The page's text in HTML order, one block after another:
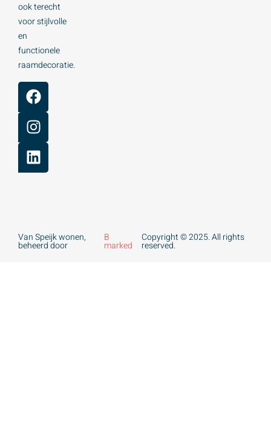
ook terecht
voor stijlvolle
en
functionele
raamdecoratie.
Van Speijk wonen,
beheerd door
B
marked
Copyright © 2025. All rights
reserved.